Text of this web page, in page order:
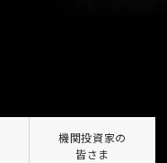
機関投資家の
皆さま